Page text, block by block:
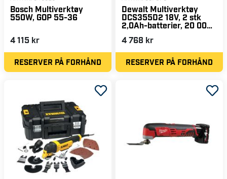
Bosch Multiverktøy
550W, GOP 55-36
4 115 kr
RESERVER PÅ FORHÅND
Dewalt Multiverktøy
DCS355D2 18V, 2 stk
2,0Ah-batterier, 20 000
4 768 kr
RESERVER PÅ FORHÅND